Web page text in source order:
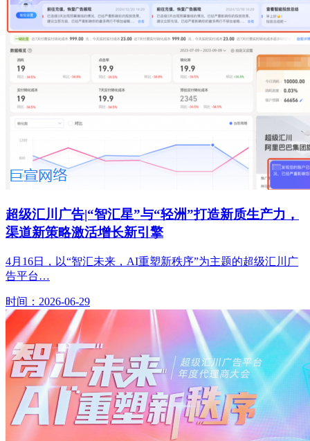
超级汇川广告|“智汇星”与“轻洲”打造新质生产力，
渠道新策略激活增长新引擎
4月16日，以“智汇未来，AI重塑新秩序”为主题的超级汇川广
告平台…
时间：2026-06-29